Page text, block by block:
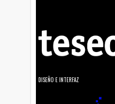
DISEÑO E INTERFAZ